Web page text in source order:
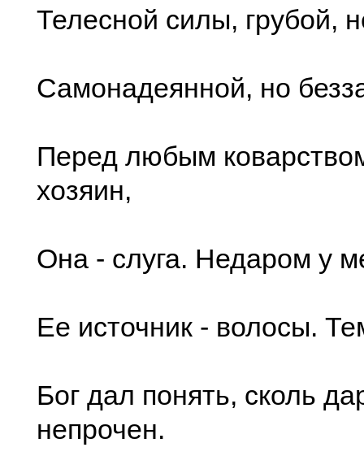
Телесной силы, грубой,
Самонадеянной, но
Перед любым
хозяин,
Она - слуга. Недаром у
Ее источник - волосы.
Бог дал понять, сколь
непрочен.